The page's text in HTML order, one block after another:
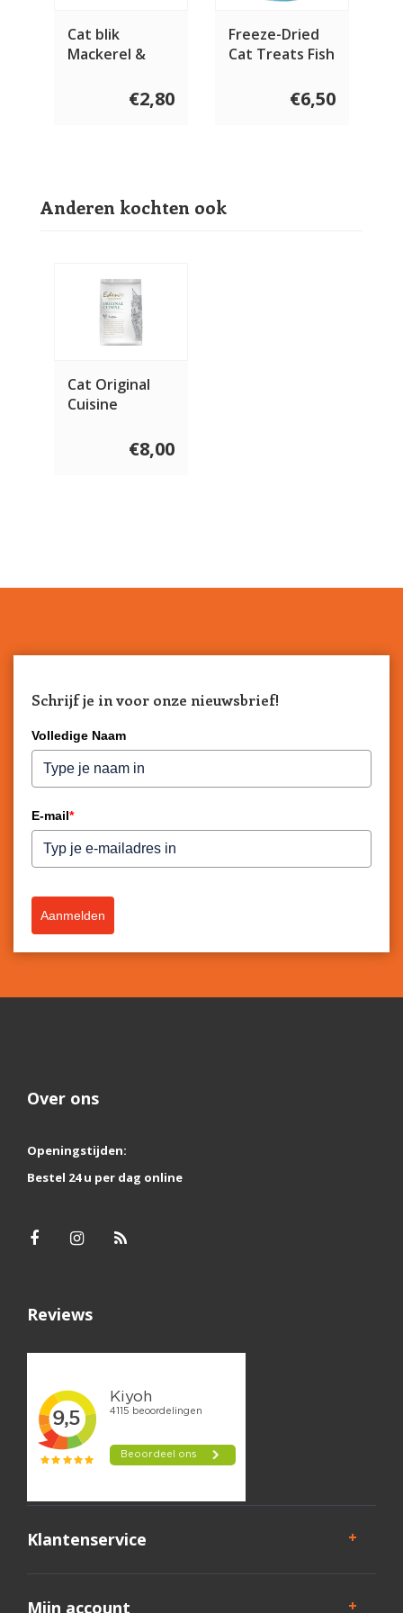
Cat blik
Mackerel &
€2,80
Freeze-Dried
Cat Treats Fish
€6,50
Anderen kochten ook
Cat Original
Cuisine
€8,00
Schrijf je in voor onze nieuwsbrief!
Volledige Naam
E-mail*
Aanmelden
Over ons
Openingstijden:
Bestel 24 u per dag online
Reviews
Klantenservice
Mijn account